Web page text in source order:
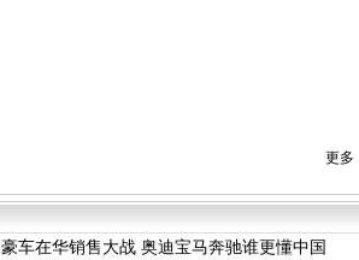
更多
豪车在华销售大战 奥迪宝马奔驰谁更懂中国